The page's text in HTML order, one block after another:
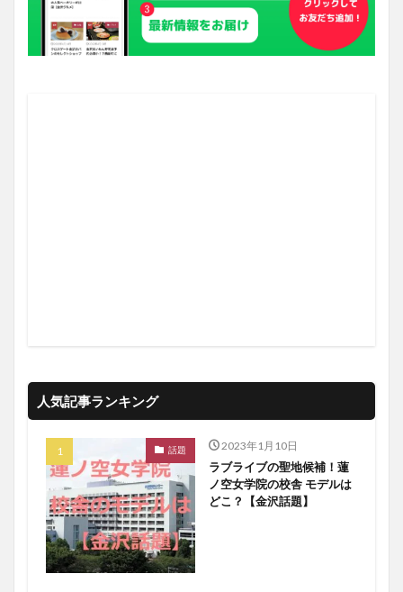
人気記事ランキング
話題 2023年1月10日
ラブライブの聖地候補！蓮
ノ空女学院の校舎 モデルは
どこ？【金沢話題】